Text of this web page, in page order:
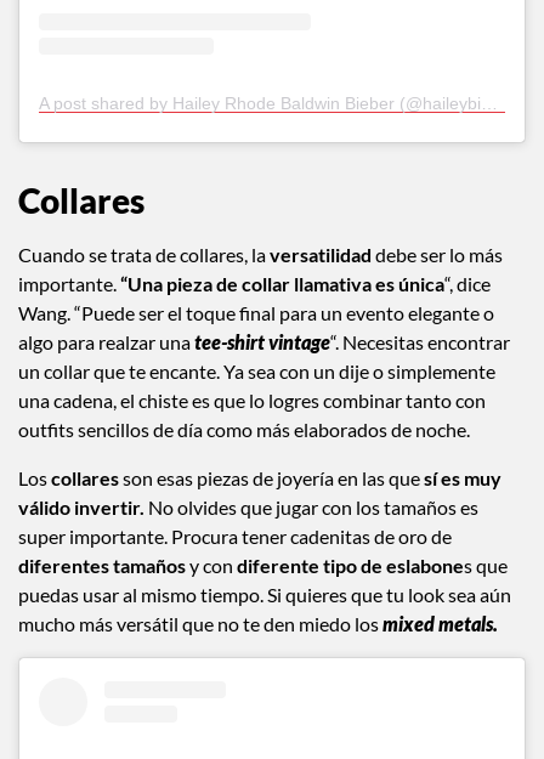
Collares
Cuando se trata de collares, laversatilidad debe ser lo más
importante. “Una pieza de collar llamativa es única“, dice
Wang. “Puede ser el toque final para un evento elegante o
algo para realzar unatee-shirt vintage“. Necesitas encontrar
un collar que te encante. Ya sea con un dije o simplemente
una cadena, el chiste es que lo logres combinar tanto con
outfits sencillos de día como más elaborados de noche.
Loscollaresson esas piezas de joyería en las quesí es muy
válido invertir. No olvides que jugar con los tamaños es
super importante. Procura tener cadenitas de oro de
diferentes tamañosy con diferente tipo de eslabones que
puedas usar al mismo tiempo. Si quieres que tu look sea aún
mucho más versátil que no te den miedo losmixed metals.